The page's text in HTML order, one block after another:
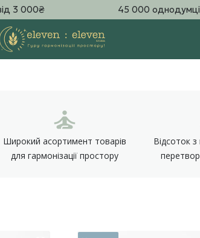
3 000₴ 45 000
Широкий асортимент товарів
для гармонізації простору
Відсоток